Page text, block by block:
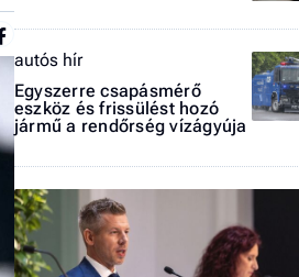
autós hír
Egyszerre csapásmérő
eszköz és frissülést hozó
jármű a rendőrség vízágyúja